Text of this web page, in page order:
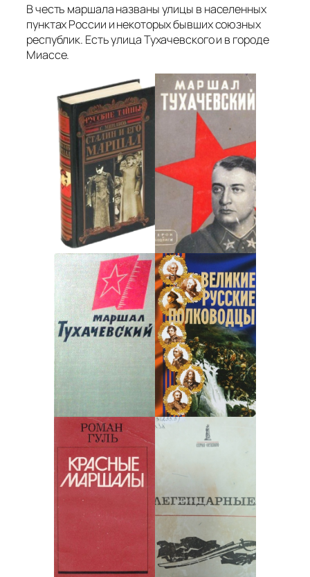
В честь маршала названы улицы в населенных
пунктах России и некоторых бывших союзных
республик. Есть улица Тухачевского и в городе
Миассе.